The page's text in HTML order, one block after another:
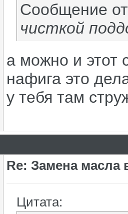
Сообщение
чисткой
а можно и этот
нафига это
у тебя там
Re: Замена масла
Цитата: